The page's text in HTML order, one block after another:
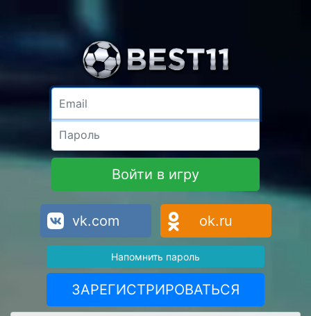
Войти в игру
vk.com ok.ru
Напомнить пароль
ЗАРЕГИСТРИРОВАТЬСЯ